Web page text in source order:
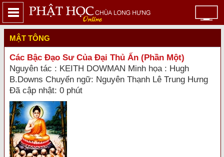
MẬT TÔNG
Các Bậc Đạo Sư Của Đại Thủ Ấn (Phần Một)
Nguyên tác : KEITH DOWMAN Minh họa : Hugh
B.Downs Chuyển ngữ: Nguyên Thạnh Lê Trung Hưng
Đã cập nhật: 0 phút